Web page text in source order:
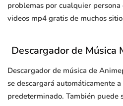
problemas por cualquier
videos mp4 gratis de muchos
Descargador de Música
Descargador de música de
se descargará automáticamente
predeterminado. También puede